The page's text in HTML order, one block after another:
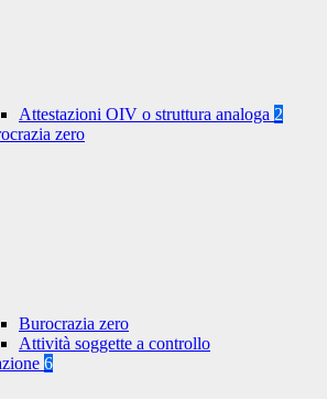
Attestazioni OIV o struttura analoga 2
zero
Burocrazia zero
Attività soggette a controllo
6